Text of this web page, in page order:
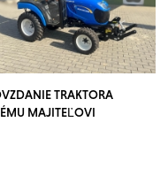
TRAKTORA
MAJITEĽOVI